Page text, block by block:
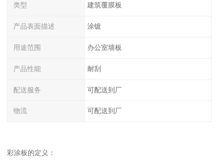
类型 建筑覆膜板
产品表面描述 涂镀
用途范围 办公室墙板
产品性能 耐刮
配送服务 可配送到厂
物流 可配送到厂
彩涂板的定义：